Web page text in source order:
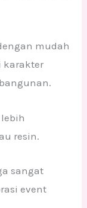
mudah
karakter
resin.
sangat
event